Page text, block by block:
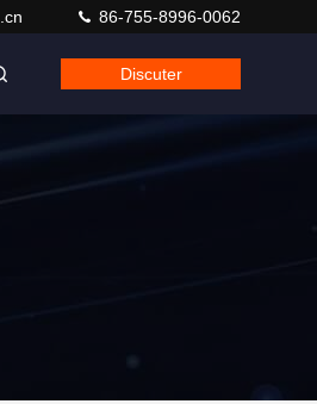
86-755-8996-0062
Discuter